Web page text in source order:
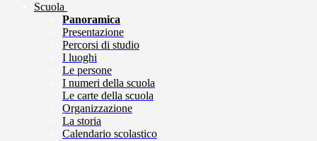
Scuola
Panoramica
Presentazione
Percorsi di studio
I luoghi
Le persone
I numeri della scuola
Le carte della scuola
Organizzazione
La storia
Calendario scolastico